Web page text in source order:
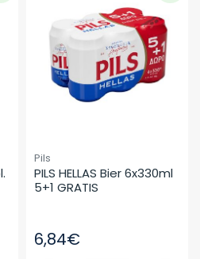
Pils
PILS HELLAS Bier 6x330ml
5+1 GRATIS
6,84€